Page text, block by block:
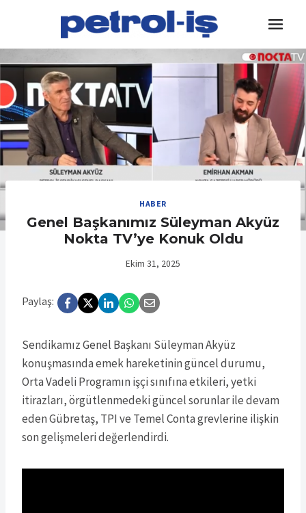
content
HABER
Genel Başkanımız Süleyman Akyüz
Nokta TV’ye Konuk Oldu
Ekim 31, 2025
Paylaş:
Sendikamız Genel Başkanı Süleyman Akyüz
konuşmasında emek hareketinin güncel durumu,
Orta Vadeli Programın işçi sınıfına etkileri, yetki
itirazları, örgütlenmedeki güncel sorunlar ile devam
eden Gübretaş, TPI ve Temel Conta grevlerine ilişkin
son gelişmeleri değerlendirdi.